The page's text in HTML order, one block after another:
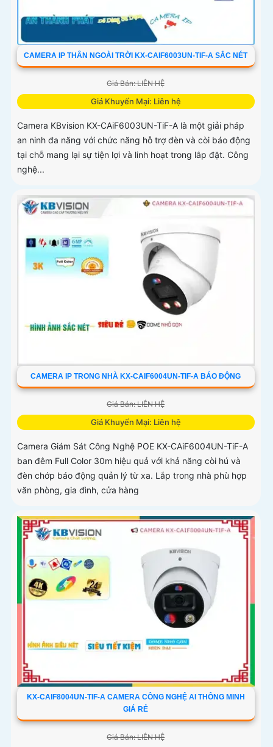
CAMERA IP THÂN NGOÀI TRỜI KX-CAIF6003UN-TIF-A SẮC NÉT
Giá Bán: LIÊN HỆ
Giá Khuyến Mại: Liên hệ
Camera KBvision KX-CAiF6003UN-TiF-A là một giải pháp
an ninh đa năng với chức năng hỗ trợ đèn và còi báo động
tại chỗ mang lại sự tiện lợi và linh hoạt trong lắp đặt. Công
nghệ...
CAMERA IP TRONG NHÀ KX-CAIF6004UN-TIF-A BÁO ĐỘNG
Giá Bán: LIÊN HỆ
Giá Khuyến Mại: Liên hệ
Camera Giám Sát Công Nghệ POE KX-CAiF6004UN-TiF-A
ban đêm Full Color 30m hiệu quả với khả năng còi hú và
đèn chớp báo động quản lý từ xa. Lắp trong nhà phù hợp
văn phòng, gia đình, cửa hàng
KX-CAIF8004UN-TIF-A CAMERA CÔNG NGHỆ AI THÔNG MINH
GIÁ RẺ
Giá Bán: LIÊN HỆ